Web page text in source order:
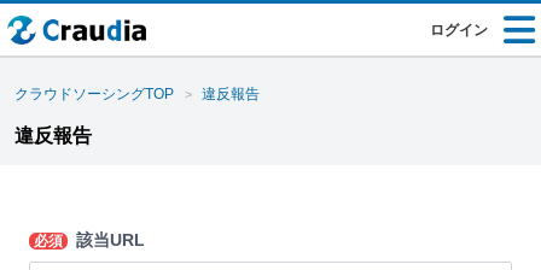
ログイン
クラウドソーシングTOP 違反報告
違反報告
必須 該当URL